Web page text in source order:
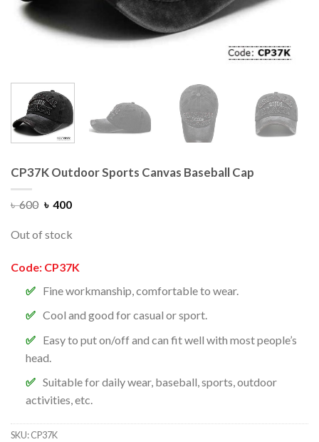
CP37K Outdoor Sports Canvas Baseball Cap
৳600 ৳ 400
Out of stock
Code: CP37K
Fine workmanship, comfortable to wear.
Cool and good for casual or sport.
Easy to put on/off and can fit well with most people’s
head.
Suitable for daily wear, baseball, sports, outdoor
activities, etc.
SKU:CP37K